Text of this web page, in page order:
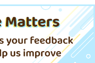
1,572円 （税込）
カイン×オーエン
サンプル
作品詳細